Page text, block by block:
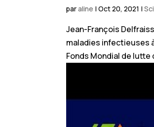
paraline |Oct 20, 2021 |
Jean-François
maladies infectieuses
Fonds Mondial de lutte